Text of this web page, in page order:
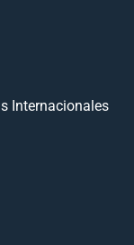
Internacionales